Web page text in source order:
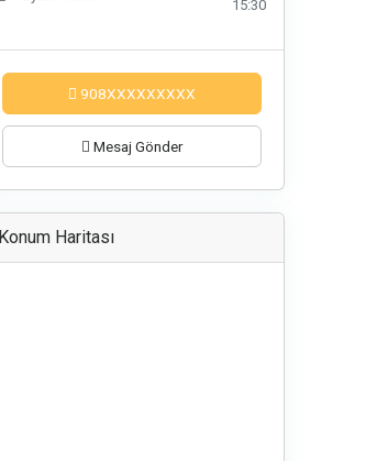
15:30
908XXXXXXXXX
Mesaj Gönder
Konum Haritası